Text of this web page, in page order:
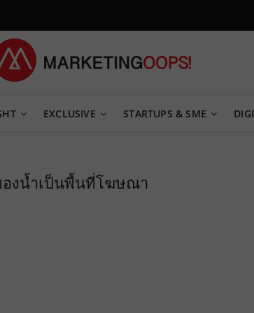
EXCLUSIVE STARTUPS & SME
งน้ำเป็นพื้นที่โฆษณา